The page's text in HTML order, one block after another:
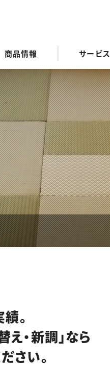
商品情報 サービス
。
・新調」なら
さい。